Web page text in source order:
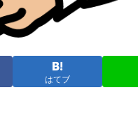
はてブ